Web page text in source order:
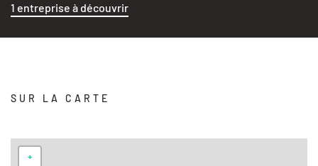
1 entreprise à découvrir
SUR LA CARTE
+